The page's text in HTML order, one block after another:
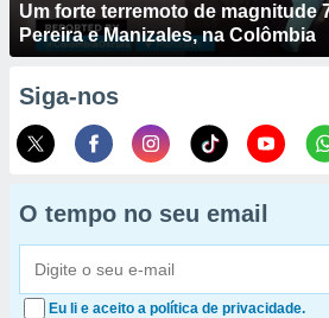
Um forte terremoto de magnitude
Pereira e Manizales, na Colômbia
Siga-nos
O tempo no seu email
Eu li e aceito a política de privacidade.